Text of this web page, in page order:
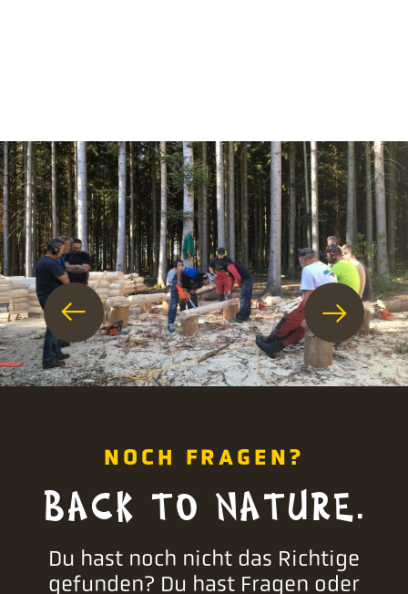
NOCH FRAGEN?
BACK TO NATURE.
Du hast noch nicht das Richtige
gefunden? Du hast Fragen oder